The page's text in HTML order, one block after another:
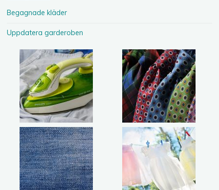
Begagnade kläder
Uppdatera garderoben